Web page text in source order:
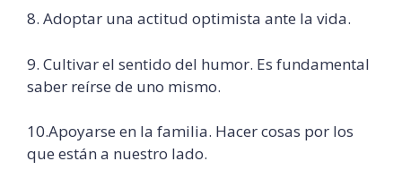
8. Adoptar una actitud optimista ante la vida.
9. Cultivar el sentido del humor. Es fundamental
saber reírse de uno mismo.
10.Apoyarse en la familia. Hacer cosas por los
que están a nuestro lado.